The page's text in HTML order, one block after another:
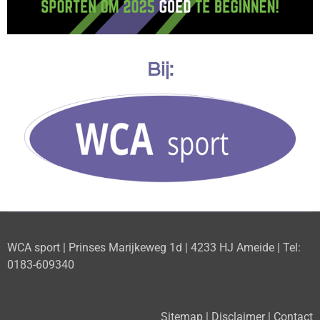
Bij:
WCA sport | Prinses Marijkeweg 1d | 4233 HJ Ameide | Tel:
0183-609340
Sitemap | Disclaimer | Contact